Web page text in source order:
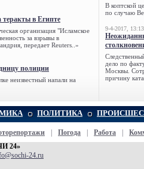
теракты в Египте
организация "Исламское
за взрывы в
передает Reuters..»
полиции
неизвестный напали на
В коптской
по случаю
9-4-2017, 13:13
дело по
Москвы.
причину
ПОЛИТИКА
Погода Работа
24»
24.ru